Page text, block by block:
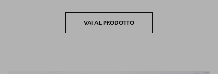
VAI AL PRODOTTO